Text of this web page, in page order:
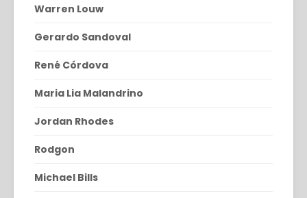
Warren Louw
Gerardo Sandoval
René Córdova
Maria Lia Malandrino
Jordan Rhodes
Rodgon
Michael Bills